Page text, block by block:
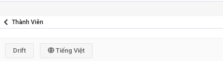
Thành Viên
Drift
Tiếng Việt